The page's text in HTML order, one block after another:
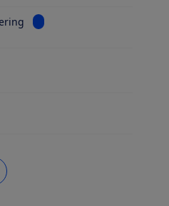
Bekijk informatie voor
voor Bediening via app